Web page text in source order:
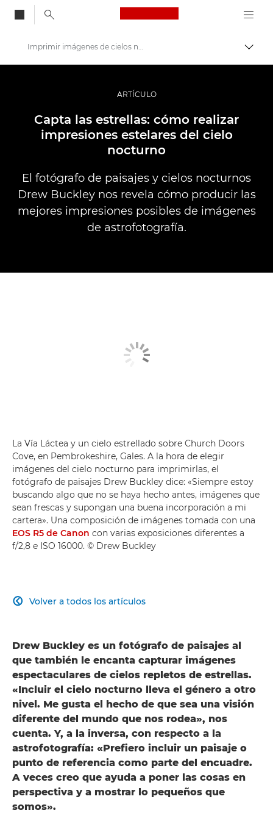
Canon Logo, back
Fotografías y vídeos profesionales
Historias
Imprimir imágenes de cielos nocturnos
ARTÍCULO
Capta las estrellas: cómo realizar
impresiones estelares del cielo
nocturno
El fotógrafo de paisajes y cielos nocturnos
Drew Buckley nos revela cómo producir las
mejores impresiones posibles de imágenes
de astrofotografía.
La Vía Láctea y un cielo estrellado sobre Church Doors
Cove, en Pembrokeshire, Gales. A la hora de elegir
imágenes del cielo nocturno para imprimirlas, el
fotógrafo de paisajes Drew Buckley dice: «Siempre estoy
buscando algo que no se haya hecho antes, imágenes que
sean frescas y supongan una buena incorporación a mi
cartera». Una composición de imágenes tomada con una
EOS R5 de Canon con varias exposiciones diferentes a
f/2,8 e ISO 16000. © Drew Buckley
Volver a todos los artículos

Drew Buckley es un fotógrafo de paisajes al
que también le encanta capturar imágenes
espectaculares de cielos repletos de estrellas.
«Incluir el cielo nocturno lleva el género a otro
nivel. Me gusta el hecho de que sea una visión
diferente del mundo que nos rodea», nos
cuenta. Y, a la inversa, con respecto a la
astrofotografía: «Prefiero incluir un paisaje o
punto de referencia como parte del encuadre.
A veces creo que ayuda a poner las cosas en
perspectiva y a mostrar lo pequeños que
somos».